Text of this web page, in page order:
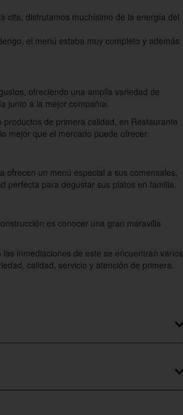
cita, disfrutamos muchísimo de la energía del
el menú estaba muy completo y además
ofreciendo una amplia variedad de
junto a la mejor compañía.
de primera calidad, en Restaurante
mejor que el mercado puede ofrecer.
ofrecen un menú especial a sus comensales,
perfecta para degustar sus platos en familia.
es conocer una gran maravilla
inmediaciones de este se encuentran varios
calidad, servicio y atención de primera.
del cual puedes solicitar información o